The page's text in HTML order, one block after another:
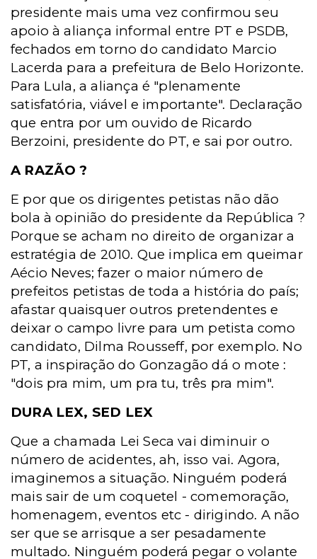
presidente mais uma vez confirmou seu
apoio à aliança informal entre PT e PSDB,
fechados em torno do candidato Marcio
Lacerda para a prefeitura de Belo Horizonte.
Para Lula, a aliança é "plenamente
satisfatória, viável e importante". Declaração
que entra por um ouvido de Ricardo
Berzoini, presidente do PT, e sai por outro.
A RAZÃO ?
E por que os dirigentes petistas não dão
bola à opinião do presidente da República ?
Porque se acham no direito de organizar a
estratégia de 2010. Que implica em queimar
Aécio Neves; fazer o maior número de
prefeitos petistas de toda a história do país;
afastar quaisquer outros pretendentes e
deixar o campo livre para um petista como
candidato, Dilma Rousseff, por exemplo. No
PT, a inspiração do Gonzagão dá o mote :
"dois pra mim, um pra tu, três pra mim".
DURA LEX, SED LEX
Que a chamada Lei Seca vai diminuir o
número de acidentes, ah, isso vai. Agora,
imaginemos a situação. Ninguém poderá
mais sair de um coquetel - comemoração,
homenagem, eventos etc - dirigindo. A não
ser que se arrisque a ser pesadamente
multado. Ninguém poderá pegar o volante